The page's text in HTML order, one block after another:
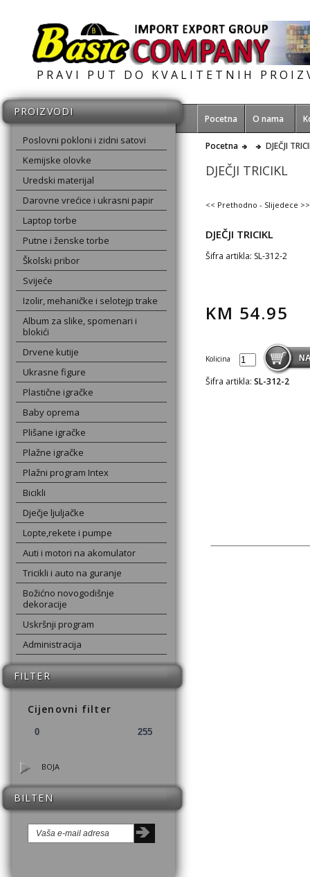
PRAVI PUT DO KVALITETNIH
Pocetna O nama
PROIZVODI
Poslovni pokloni i zidni satovi
Kemijske olovke
Uredski materijal
Darovne vrećice i ukrasni papir
Laptop torbe
Putne i ženske torbe
Školski pribor
Svijeće
Izolir, mehaničke i selotejp trake
Album za slike, spomenari i
blokići
Drvene kutije
Ukrasne figure
Plastične igračke
Baby oprema
Plišane igračke
Plažne igračke
Plažni program Intex
Bicikli
Dječje ljuljačke
Lopte,rekete i pumpe
Auti i motori na akomulator
Tricikli i auto na guranje
Božićno novogodišnje
dekoracije
Uskršnji program
Administracija
FILTER
Cijenovni filter
BOJA
BILTEN
Pocetna DJEČJI
DJEČJI TRICIKL
<< Prethodno - Slijedece >>
DJEČJI TRICIKL
Šifra artikla: SL-312-2
KM 54.95
Kolicina
Šifra artikla: SL-312-2